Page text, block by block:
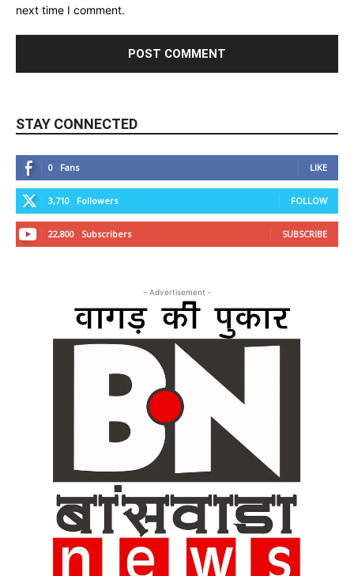
next time I comment.
STAY CONNECTED
0 Fans LIKE
3,710 Followers FOLLOW
22,800 Subscribers SUBSCRIBE
- Advertisement -